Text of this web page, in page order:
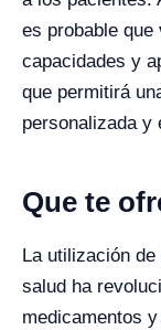
es probable que
capacidades y
que permitirá
personalizada y
Que te
La utilización
salud ha
medicamentos